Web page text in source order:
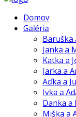
Domov
Galéria
Baruška
Janka a
Katka a
Jarka a
Aďka a
Ivka a
Danka a
Miška a